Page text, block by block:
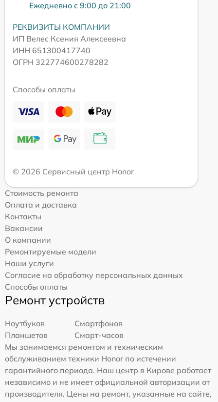
Ежедневно с 9:00 до 21:00
РЕКВИЗИТЫ КОМПАНИИ
ИП Велес Ксения Алексеевна
ИНН 651300417740
ОГРН 322774600278282
Способы оплаты
© 2026 Сервисный центр Honor
Стоимость ремонта
Оплата и доставка
Контакты
Вакансии
О компании
Ремонтируемые модели
Наши услуги
Согласие на обработку персональных данных
Способы оплаты
Ремонт устройств
Ноутбуков
Смартфонов
Планшетов
Смарт-часов
Мы занимаемся ремонтом и техническим
обслуживанием техники Honor по истечении
гарантийного периода. Наш центр в Кирове работает
независимо и не имеет официальной авторизации от
производителя. Цены на ремонт, указанные на сайте,